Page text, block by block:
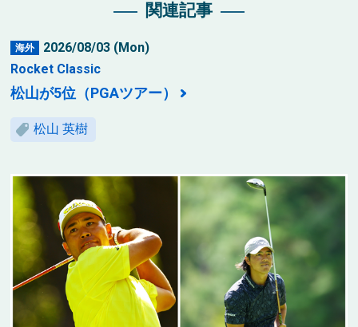
関連記事
海外
2026/08/03 (Mon)
Rocket Classic
松山が5位（PGAツアー）
松山 英樹